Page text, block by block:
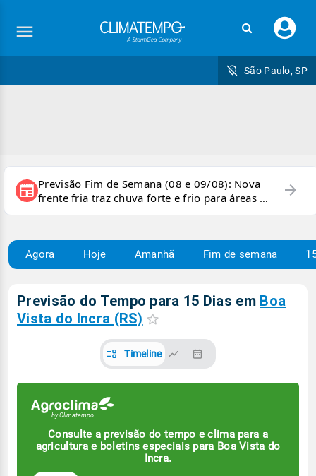
seu
São Paulo, SP
newspaper Previsão Fim de Semana (08 e 09/08): Nova
frente fria traz chuva forte e frio para áreas do
país
arrow_forward
Agora Hoje Amanhã Fim de semana
Previsão do Tempo para 15 Dias em Boa
Vista do Incra (RS)
Timeline
Consulte a previsão do tempo e clima para a
agricultura e boletins especiais para Boa Vista do
Incra.